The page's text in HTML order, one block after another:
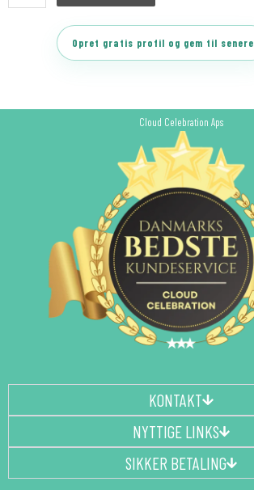
Opret gratis profil og gem til senere
Cloud Celebration Aps
KONTAKT
NYTTIGE LINKS
SIKKER BETALING